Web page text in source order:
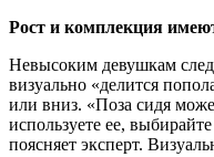
Рост и комплекция
Невысоким девушкам
визуально «делится
или вниз. «Поза сидя
используете ее,
поясняет эксперт.